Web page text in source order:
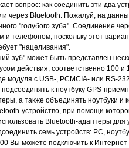
вопрос: как соединить эти два
через Bluetooth. Пожалуй, на
"голубого зуба". Соединение
телефоном, поскольку этот
"нацеливания".
зуб" может быть представлен
действия, соответственно 100
модуля с USB-, PCMCIA- или RS-
к ноутбуку GPS-
а также объединять ноутбуки и
устройство, при помощи
Bluetooth-адаптеры
семь устройств: РС,
Вы можете подключить к